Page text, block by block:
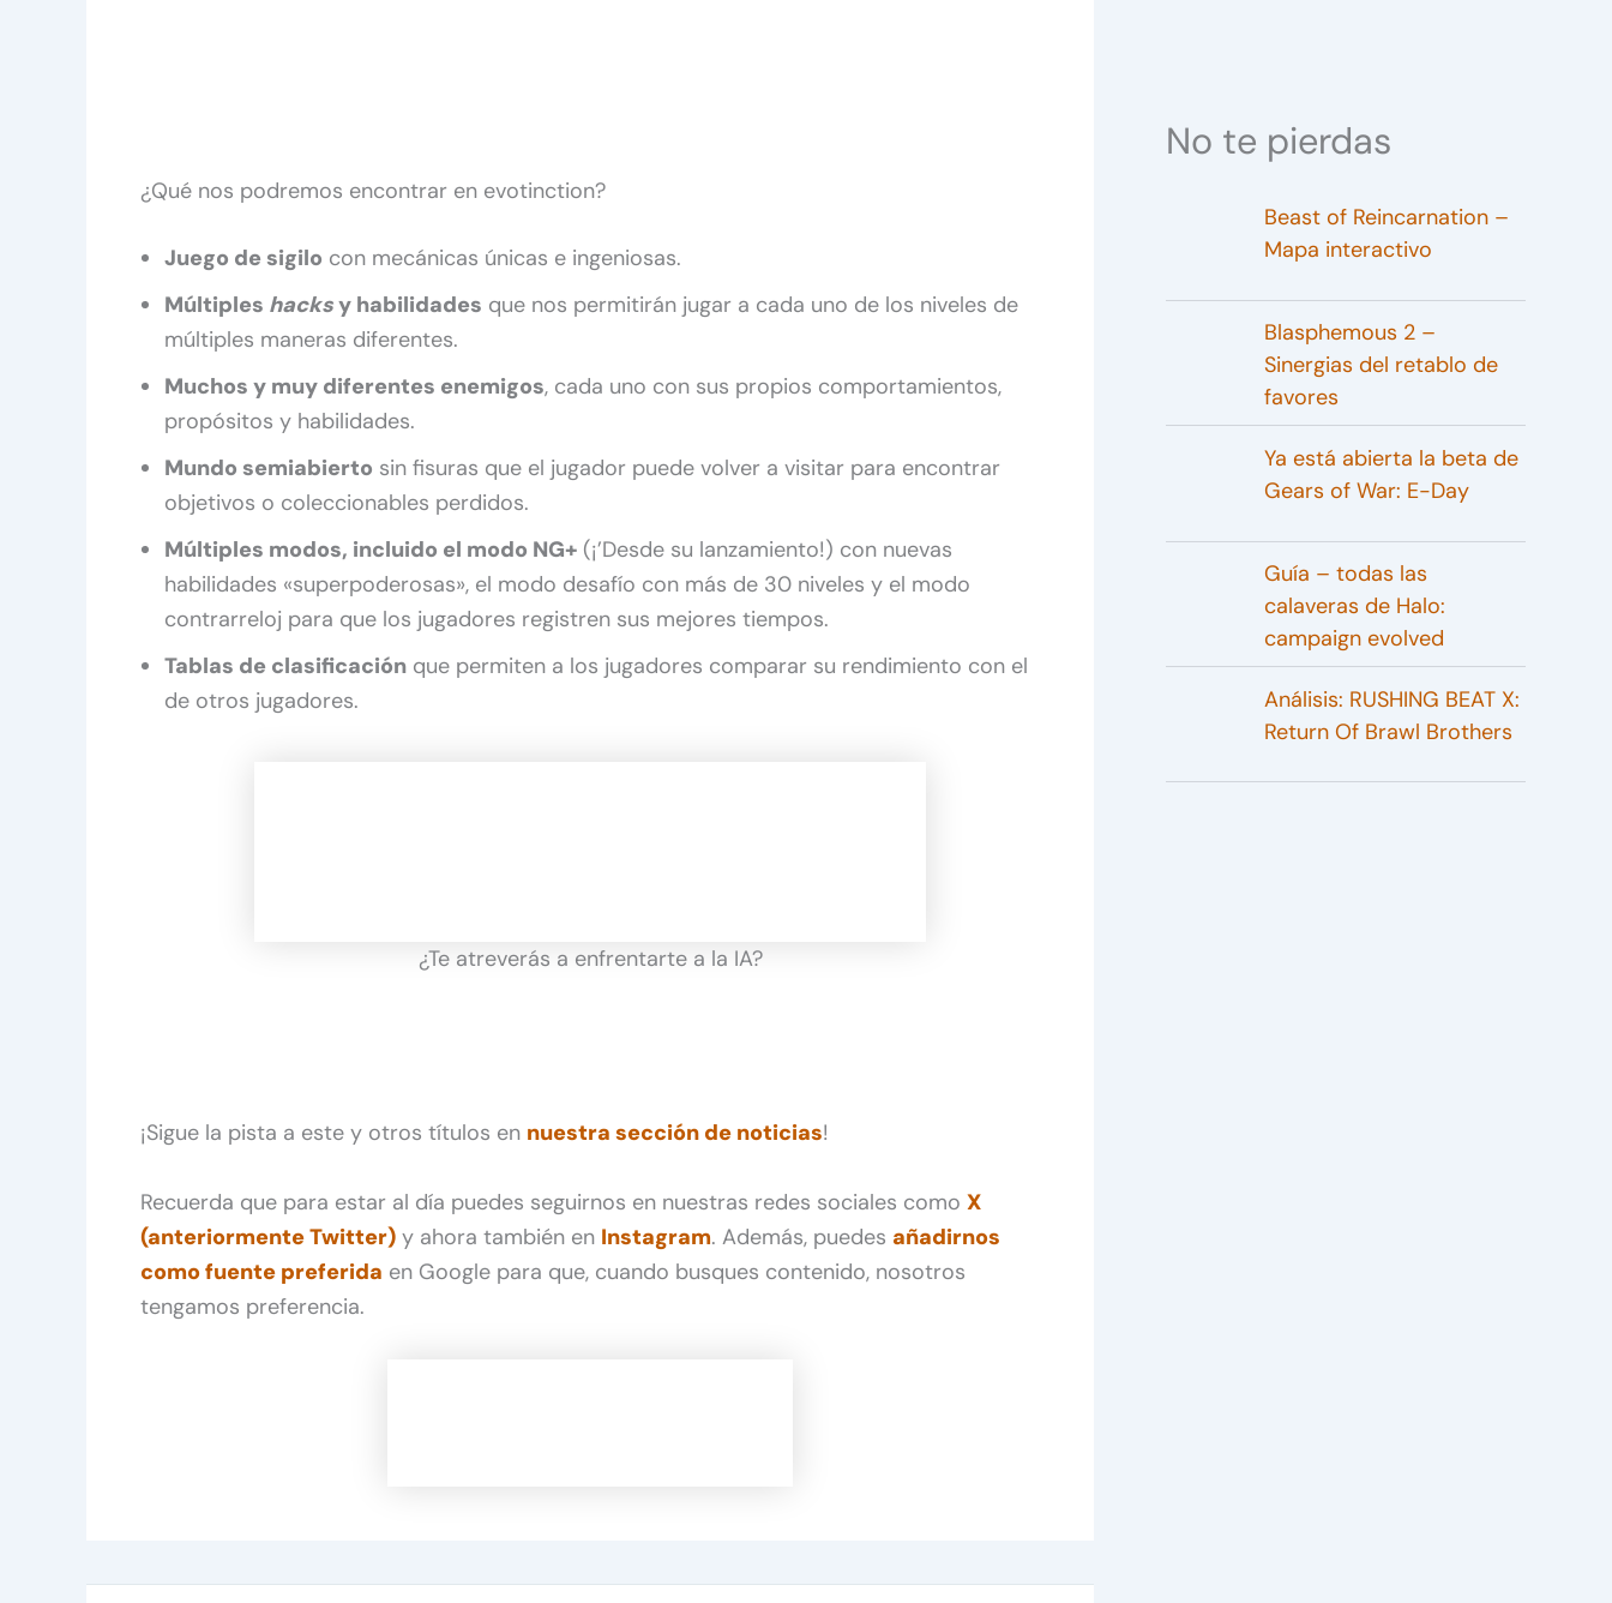
¿Qué nos podremos encontrar en evotinction?
Juego de sigilo con mecánicas únicas e ingeniosas.
Múltiples hacksy habilidades que nos permitirán jugar a cada uno de los niveles de
múltiples maneras diferentes.
Muchos y muy diferentes enemigos, cada uno con sus propios comportamientos,
propósitos y habilidades.
Mundo semiabierto sin fisuras que el jugador puede volver a visitar para encontrar
objetivos o coleccionables perdidos.
Múltiples modos, incluido el modo NG+ (¡’Desde su lanzamiento!) con nuevas
habilidades «superpoderosas», el modo desafío con más de 30 niveles y el modo
contrarreloj para que los jugadores registren sus mejores tiempos.
Tablas de clasificación que permiten a los jugadores comparar su rendimiento con el
de otros jugadores.
¿Te atreverás a enfrentarte a la IA?
¡Sigue la pista a este y otros títulos en nuestra sección de noticias!
Recuerda que para estar al día puedes seguirnos en nuestras redes sociales como X
(anteriormente Twitter) y ahora también en Instagram. Además, puedes añadirnos
como fuente preferida en Google para que, cuando busques contenido, nosotros
tengamos preferencia.
No te pierdas
Beast of Reincarnation –
Mapa interactivo
Blasphemous 2 –
Sinergias del retablo de
favores
Ya está abierta la beta de
Gears of War: E-Day
Guía – todas las
calaveras de Halo:
campaign evolved
Análisis: RUSHING BEAT X:
Return Of Brawl Brothers